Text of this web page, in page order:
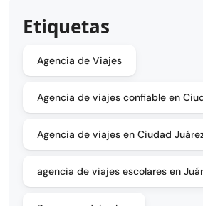
Etiquetas
Agencia de Viajes
Agencia de viajes confiable en
Agencia de viajes en Ciudad
agencia de viajes escolares en